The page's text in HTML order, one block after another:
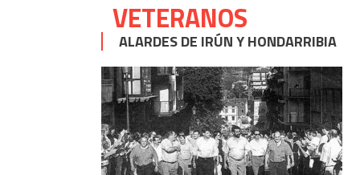
VETERANOS
ALARDES DE IRÚN Y HONDARRIBIA